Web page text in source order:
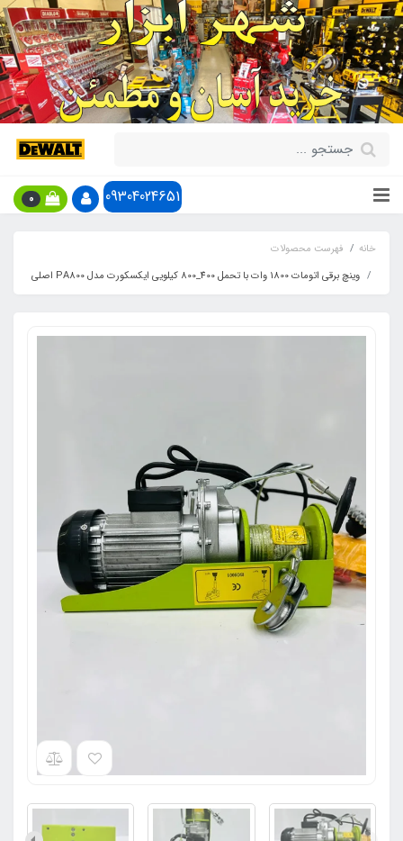
09304024651
0
خانه
فهرست محصولات
وینچ برقی اتومات 1800 وات با تحمل 400_800 کیلویی ایکسکورت مدل PA800 اصلی